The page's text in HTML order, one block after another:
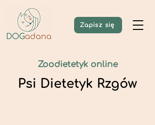
Zapisz się
Zoodietetyk online
Psi Dietetyk Rzgów